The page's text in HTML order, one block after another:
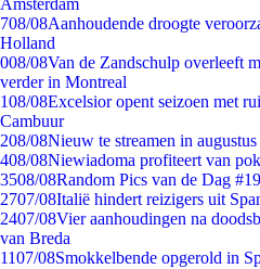
Amsterdam
708/08Aanhoudende droogte
Holland
008/08Van de Zandschulp overleeft
verder in Montreal
108/08Excelsior opent seizoen met
Cambuur
208/08Nieuw te streamen in augustus
408/08Niewiadoma profiteert van
3508/08Random Pics van de Dag
2707/08Italië hindert reizigers uit
2407/08Vier aanhoudingen na
van Breda
1107/08Smokkelbende opgerold in